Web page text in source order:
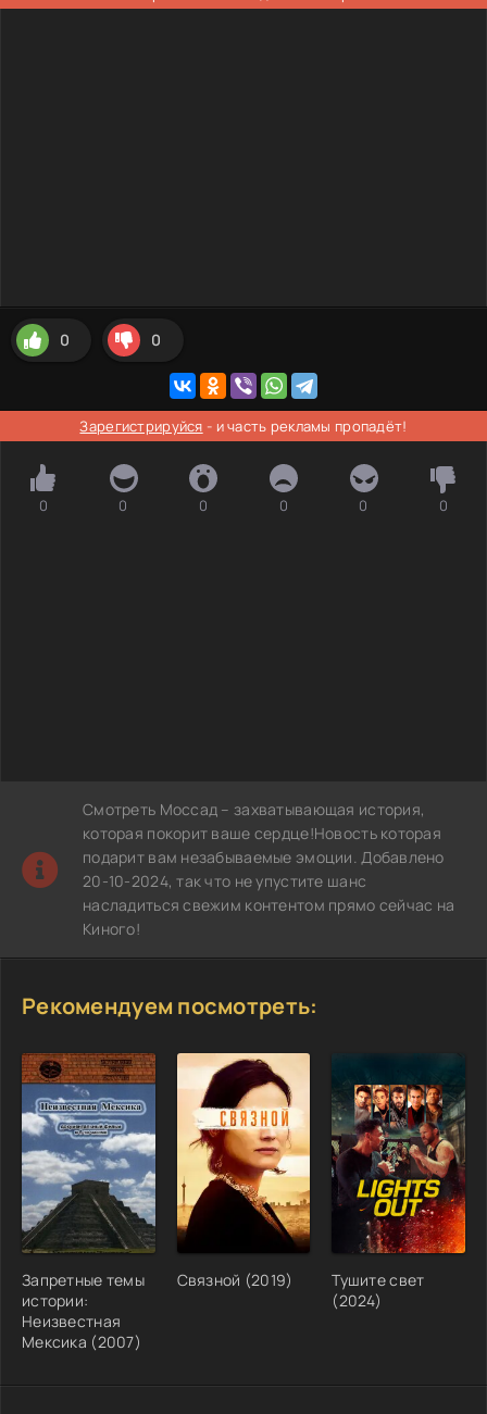
0 0
Зарегистрируйся - и часть рекламы пропадёт!
0 0 0 0 0 0
Смотреть Моссад – захватывающая история,
которая покорит ваше сердце!Новость которая
подарит вам незабываемые эмоции. Добавлено
20-10-2024, так что не упустите шанс
насладиться свежим контентом прямо сейчас на
Киного!
Рекомендуем посмотреть:
Запретные темы
истории:
Неизвестная
Мексика (2007)
Связной (2019)
Тушите свет
(2024)